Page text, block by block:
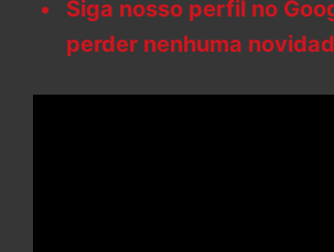
Siga nosso perfil no
perder nenhuma